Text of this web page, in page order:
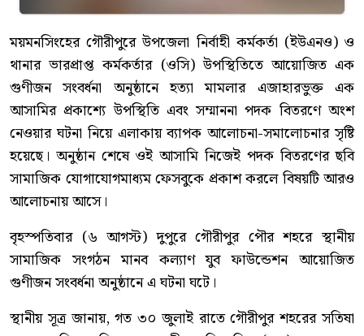
ময়মনসিংহের গৌরীপুরে উপজেলা নির্বাহী কর্মকর্তা (ইউএনও) ও
থানার ভারপ্রাপ্ত কর্মকর্তার (ওসি) উপস্থিতিতে আয়োজিত এক
গুণীজন সংবর্ধনা অনুষ্ঠানে হত্যা মামলার এজাহারভুক্ত এক
আসামির প্রকাশ্যে উপস্থিতি এবং সম্মাননা পদক বিতরণে অংশ
নেওয়ার ঘটনা নিয়ে এলাকায় ব্যাপক আলোচনা-সমালোচনার সৃষ্টি
হয়েছে। অনুষ্ঠান শেষে ওই আসামি নিজেই পদক বিতরণের ছবি
সামাজিক যোগাযোগমাধ্যম ফেসবুকে প্রকাশ করলে বিষয়টি আরও
আলোচনায় আসে।
বৃহস্পতিবার (৬ আগস্ট) দুপুরে গৌরীপুর পৌর শহরে স্থানীয়
সামাজিক সংগঠন মানব কল্যাণ যুব ফাউন্ডেশন আয়োজিত
গুণীজন সংবর্ধনা অনুষ্ঠানে এ ঘটনা ঘটে।
স্থানীয় সূত্র জানায়, গত ৩০ জুলাই রাতে গৌরীপুর শহরের সতিষা